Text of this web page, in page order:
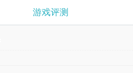
游戏评测